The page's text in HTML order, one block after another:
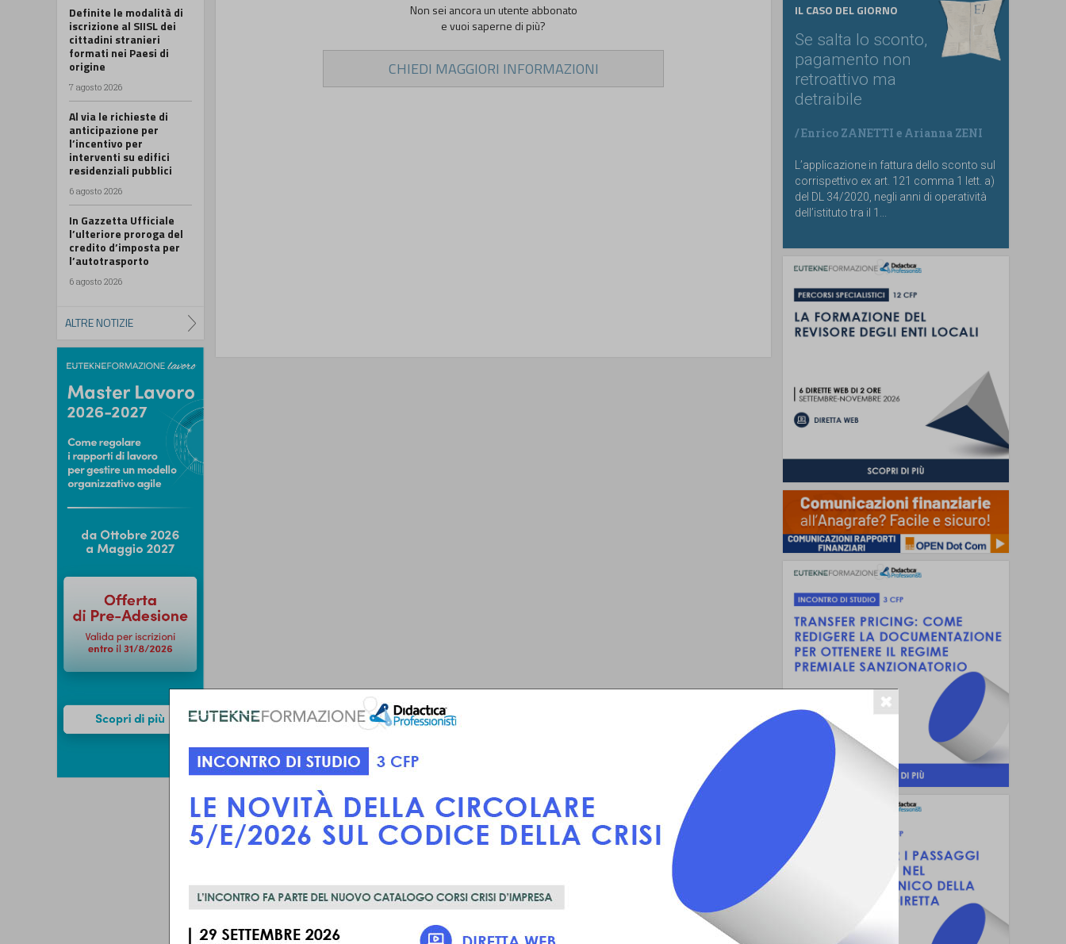
Definite le modalità di
iscrizione al SIISL dei
cittadini stranieri
formati nei Paesi di
origine
7 agosto 2026
Al via le richieste di
anticipazione per
l’incentivo per
interventi su edifici
residenziali pubblici
6 agosto 2026
In Gazzetta Ufficiale
l’ulteriore proroga del
credito d’imposta per
l’autotrasporto
6 agosto 2026
ALTRE NOTIZIE
Non sei ancora un utente abbonato
e vuoi saperne di più?
CHIEDI MAGGIORI INFORMAZIONI
IL CASO DEL GIORNO
Se salta lo sconto,
pagamento non
retroattivo ma
detraibile
/Enrico ZANETTI e Arianna ZENI
L’applicazione in fattura dello sconto sul
corrispettivo ex art. 121 comma 1 lett. a)
del DL 34/2020, negli anni di operatività
dell’istituto tra il 1...